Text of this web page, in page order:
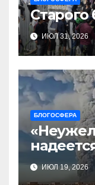
ИЮЛ 31, 2026
БЛОГОСФЕРА
будет
ИЮЛ 19, 2026